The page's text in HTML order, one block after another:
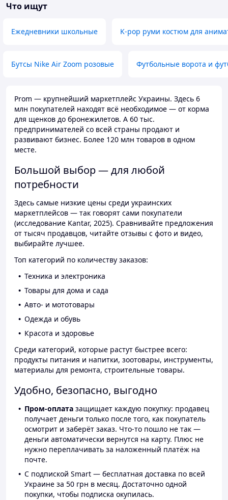
Что ищут
Ежедневники школьные K-pop руми костюм для
Бутсы Nike Air Zoom розовые Футбольные ворота и
Prom — крупнейший маркетплейс Украины. Здесь 6
млн покупателей находят всё необходимое — от корма
для щенков до бронежилетов. А 60 тыс.
предпринимателей со всей страны продают и
развивают бизнес. Более 120 млн товаров в одном
месте.
Большой выбор — для любой
потребности
Здесь самые низкие цены среди украинских
маркетплейсов — так говорят сами покупатели
(исследование Kantar, 2025). Сравнивайте предложения
от тысяч продавцов, читайте отзывы с фото и видео,
выбирайте лучшее.
Топ категорий по количеству заказов:
Техника и электроника
Товары для дома и сада
Авто- и мототовары
Одежда и обувь
Красота и здоровье
Среди категорий, которые растут быстрее всего:
продукты питания и напитки, зоотовары, инструменты,
материалы для ремонта, строительные товары.
Удобно, безопасно, выгодно
Пром-оплата защищает каждую покупку: продавец
получает деньги только после того, как покупатель
осмотрит и заберёт заказ. Что-то пошло не так —
деньги автоматически вернутся на карту. Плюс не
нужно переплачивать за наложенный платёж на
почте.
С подпиской Smart — бесплатная доставка по всей
Украине за 50 грн в месяц. Достаточно одной
покупки, чтобы подписка окупилась.